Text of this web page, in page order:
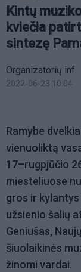
Kintų
kviečia
sintezę
Organizatorių inf.
2022-06-23 10:04
Ramybe
vienuoliktą
17–rugpjūčio
miesteliuose
gros ir
užsienio šalių
Geniušas,
šiuolaikinės
žinomi vardai.